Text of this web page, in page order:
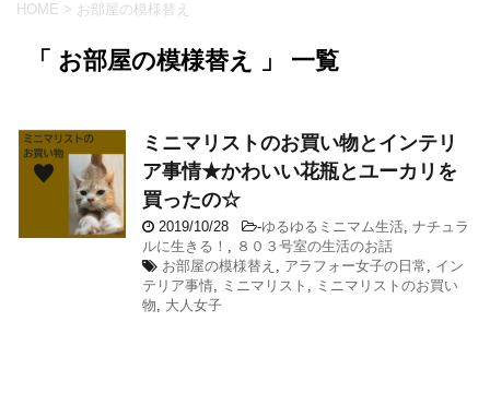
HOME > お部屋の模様替え
「 お部屋の模様替え 」 一覧
ミニマリストのお買い物とインテリ
ア事情★かわいい花瓶とユーカリを
買ったの☆
2019/10/28 -ゆるゆるミニマム生活 ナチュラ
ルに生きる！
８０３号室の生活のお話
お部屋の模様替え
アラフォー女子の日常
イン
テリア事情
ミニマリスト
ミニマリストのお買い
物
大人女子